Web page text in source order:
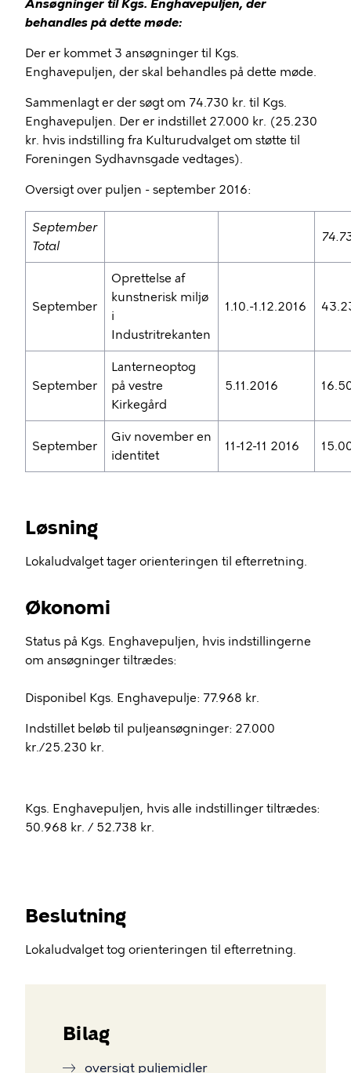
Ansøgninger til Kgs. Enghavepuljen, der
behandles på dette møde:
Der er kommet 3 ansøgninger til Kgs.
Enghavepuljen, der skal behandles på dette møde.
Sammenlagt er der søgt om 74.730 kr. til Kgs.
Enghavepuljen. Der er indstillet 27.000 kr. (25.230
kr. hvis indstilling fra Kulturudvalget om støtte til
Foreningen Sydhavnsgade vedtages).
Oversigt over puljen - september 2016:
September
Total
September
Oprettelse af
kunstnerisk miljø
i
Industritrekanten
1.10.-1.12.2016
September
Lanterneoptog
på vestre
Kirkegård
5.11.2016
September
Giv november en
identitet
11-12-11 2016
Løsning
Lokaludvalget tager orienteringen til efterretning.
Økonomi
Status på Kgs. Enghavepuljen, hvis indstillingerne
om ansøgninger tiltrædes:
Disponibel Kgs. Enghavepulje: 77.968 kr.
Indstillet beløb til puljeansøgninger: 27.000
kr./25.230 kr.
Kgs. Enghavepuljen, hvis alle indstillinger tiltrædes:
50.968 kr. / 52.738 kr.
Beslutning
Lokaludvalget tog orienteringen til efterretning.
Bilag
oversigt puljemidler